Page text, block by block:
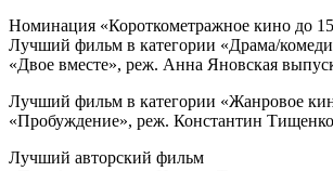
Номинация «Короткометражное кино до
Лучший фильм в категории «Драма/
«Двое вместе», реж. Анна Яновская
Лучший фильм в категории «Жанровое
«Пробуждение», реж. Константин Тищенко
Лучший авторский фильм